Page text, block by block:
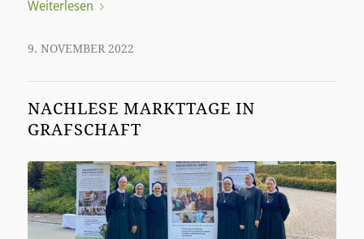
Weiterlesen
9. NOVEMBER 2022
NACHLESE MARKTTAGE IN
GRAFSCHAFT